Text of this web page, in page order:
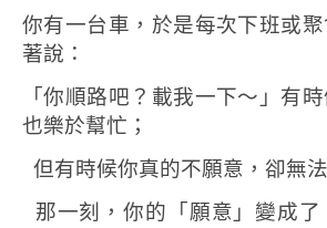
你有一台車，於是每次下班或聚
著說：
「你順路吧？載我一下～」 有
也樂於幫忙；
但有時候你真的不願意，卻無法
那一刻，你的「願意」變成